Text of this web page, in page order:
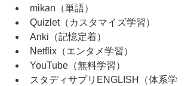
mikan（単語）
Quizlet（カスタマイズ学習）
Anki（記憶定着）
Netflix（エンタメ学習）
YouTube（無料学習）
スタディサプリENGLISH（体系学